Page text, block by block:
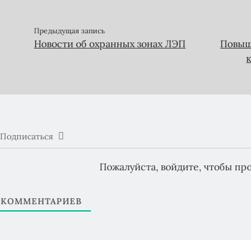
Предыдущая запись
Новости об охранных зонах ЛЭП
Подписаться
Пожалуйста, войдите, чтобы
КОММЕНТАРИЕВ